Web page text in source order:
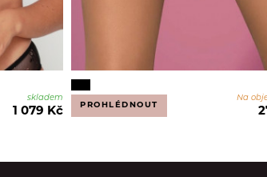
skladem
1 079 Kč
PROHLÉDNOUT
Na